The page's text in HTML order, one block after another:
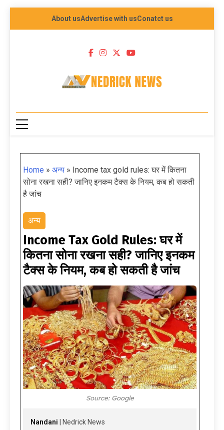
About usAdvertise with usConatct us
NEDRICK NEWS
Home » अन्य » Income tax gold rules: घर में कितना
सोना रखना सही? जानिए इनकम टैक्स के नियम, कब हो सकती
है जांच
अन्य
Income Tax Gold Rules: घर में
कितना सोना रखना सही? जानिए इनकम
टैक्स के नियम, कब हो सकती है जांच
Source: Google
Nandani | Nedrick News